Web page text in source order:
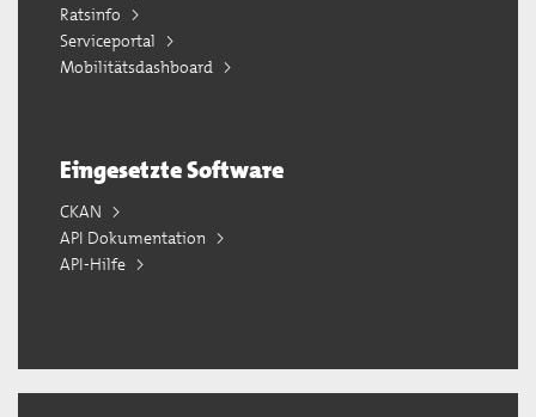
Ratsinfo
Serviceportal
Mobilitätsdashboard
Eingesetzte Software
CKAN
API Dokumentation
API-Hilfe